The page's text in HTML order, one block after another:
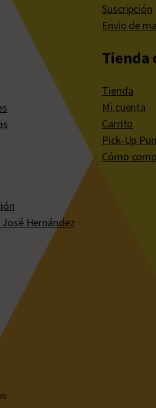
Hernández
Suscripción
Envío de
Tienda
Tienda
Mi cuenta
Carrito
Pick-Up
Cómo